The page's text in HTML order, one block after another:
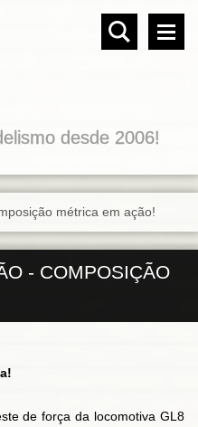
desde 2006!
métrica em ação!
- COMPOSIÇÃO
de força da locomotiva GL8